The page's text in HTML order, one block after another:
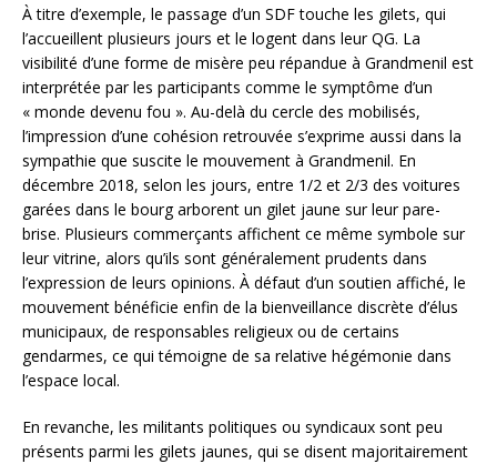
À titre d’exemple, le passage d’un SDF touche les gilets, qui
l’accueillent plusieurs jours et le logent dans leur QG. La
visibilité d’une forme de misère peu répandue à Grandmenil est
interprétée par les participants comme le symptôme d’un
« monde devenu fou ». Au-delà du cercle des mobilisés,
l’impression d’une cohésion retrouvée s’exprime aussi dans la
sympathie que suscite le mouvement à Grandmenil. En
décembre 2018, selon les jours, entre 1/2 et 2/3 des voitures
garées dans le bourg arborent un gilet jaune sur leur pare-
brise. Plusieurs commerçants affichent ce même symbole sur
leur vitrine, alors qu’ils sont généralement prudents dans
l’expression de leurs opinions. À défaut d’un soutien affiché, le
mouvement bénéficie enfin de la bienveillance discrète d’élus
municipaux, de responsables religieux ou de certains
gendarmes, ce qui témoigne de sa relative hégémonie dans
l’espace local.
En revanche, les militants politiques ou syndicaux sont peu
présents parmi les gilets jaunes, qui se disent majoritairement